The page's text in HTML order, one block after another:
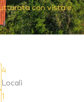
con vista e
4
Locali
1